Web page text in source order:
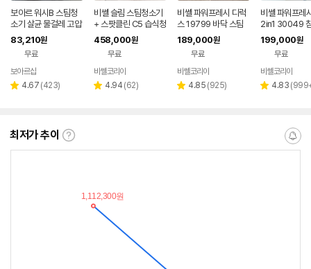
보아르 워시B 스팀청
소기 살균 물걸레 고압
고온 핸디 스팀기 25
초 초고속 예열분사
83,210원
무료
페이
보아르샵
별 4.67 리
(423)
비쎌 슬림 스팀청소기
+ 스팟클린 C5 습식청
소기 세트
458,000원
무료
비쎌코리아
별 4.94 리
(62)
비쎌 파워프레시 디럭
스 19799 바닥 스팀
물걸레청소기
189,000원
무료
비쎌코리아
별 4.85 리
(925)
비쎌 파워프레
2in1 30049
구 쇼파스팀청
199,000원
무료
비쎌코리아
별 4.83 리
(
최저가 추이
최
알